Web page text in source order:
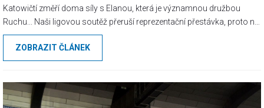
Katowičtí změří doma síly s Elanou, která je významnou družbou
Ruchu... Naši ligovou soutěž přeruší reprezentační přestávka, proto nic
nebrání tomu, abychom se zase po roce ukázali na Bukowe v
reprezentativním počtu!!! Zapisovat se můžete od dnešního dne v
Chachar/Wear nebo před sobotním zápasem se Zlínem u stánku se
ZOBRAZIT ČLÁNEK